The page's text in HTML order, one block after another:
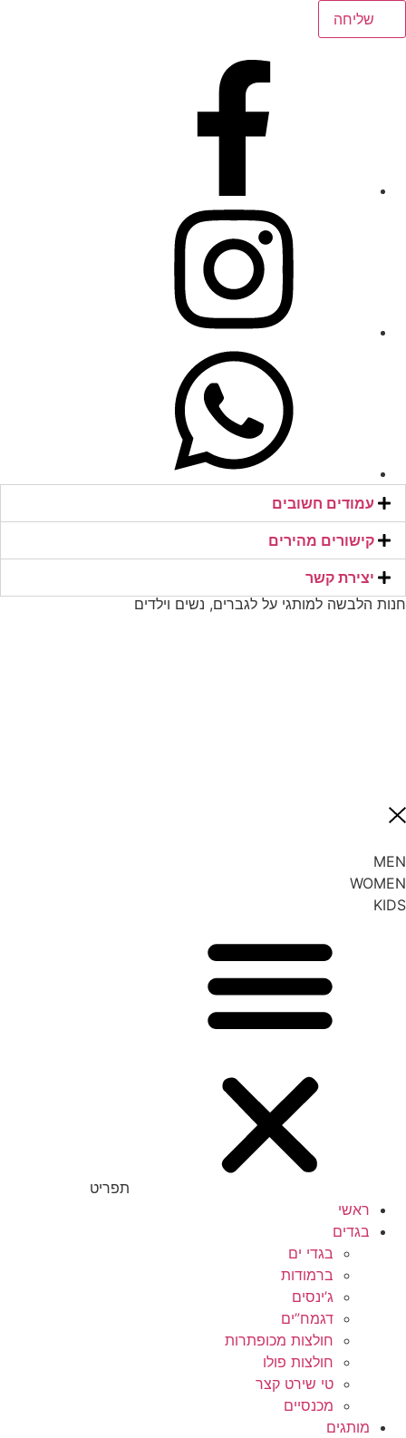
שליחה
עמודים חשובים
קישורים מהירים​
יצירת קשר​
חנות הלבשה למותגי על לגברים, נשים וילדים
MEN
WOMEN
KIDS
תפריט
ראשי
בגדים
בגדי ים
ברמודות
ג’ינסים
דגמח”ים
חולצות מכופתרות
חולצות פולו
טי שירט קצר
מכנסיים
מותגים